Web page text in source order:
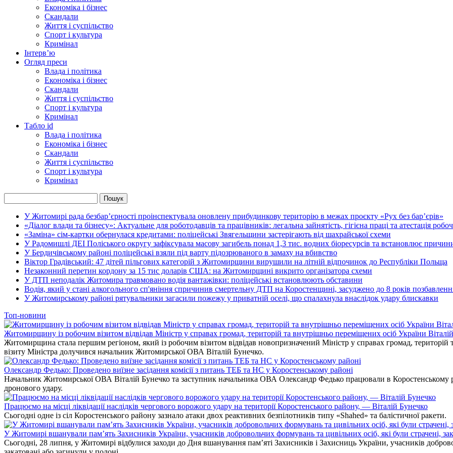
Економіка і бізнес
Скандали
Життя і суспільство
Спорт і культура
Кримінал
Інтерв’ю
Огляд преси
Влада і політика
Економіка і бізнес
Скандали
Життя і суспільство
Спорт і культура
Кримінал
Табло id
Влада і політика
Економіка і бізнес
Скандали
Життя і суспільство
Спорт і культура
Кримінал
У Житомирі рада безбар’єрності проінспектувала оновлену прибудинкову територію в межах проєкту «Рух без бар’єрів»
«Діалог влади та бізнесу»: Актуальне для роботодавців та працівників: легальна зайнятість, гігієна праці та атестація
«Заміна» сім-картки обернулася кредитами: поліцейські Звягельщини застерігають від шахрайської схеми
У Радомишлі ДЕІ Поліського округу зафіксувала масову загибель понад 1,3 тис. водних біоресурсів та встановлює
У Бердичівському районі поліцейські взяли під варту підозрюваного в замаху на вбивство
Віктор Градівський: 47 дітей пільгових категорій з Житомирщини вирушили на літній відпочинок до Республіки Польща
Незаконний перетин кордону за 15 тис доларів США: на Житомирщині викрито організатора схеми
У ДТП неподалік Житомира травмовано водія вантажівки: поліцейські встановлюють обставини
Водія, який у стані алкогольного сп'яніння спричинив смертельну ДТП на Коростенщині, засуджено до 8 років
У Житомирському районі рятувальники загасили пожежу у приватній оселі, що спалахнула внаслідок удару блискавки
Топ-новини
Житомирщину із робочим візитом відвідав Міністр у справах громад, територій та внутрішньо переміщених осіб України
Житомирщина стала першим регіоном, який із робочим візитом відвідав новопризначений Міністр у справах громад, територій
візиту Міністра долучився начальник Житомирської ОВА Віталій Бунечко.
Олександр Федько: Проведено виїзне засідання комісії з питань ТЕБ та НС у Коростенському районі
Начальник Житомирської ОВА Віталій Бунечко та заступник начальника ОВА Олександр Федько працювали в Коростенському
дронового удару.
Працюємо на місці ліквідації наслідків чергового ворожого удару на території Коростенського району, — Віталій Бунечко
Сьогодні одне із сіл Коростенського району зазнало атаки двох реактивних безпілотників типу «Shahed» та балістичної ракети.
У Житомирі вшанували пам’ять Захисників України, учасників добровольчих формувань та цивільних осіб, які були страчені,
Сьогодні, 28 липня, у Житомирі відбулися заходи до Дня вшанування пам’яті Захисників і Захисниць України, учасників